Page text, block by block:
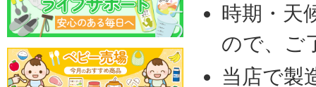
時期・天
ので、ご
当店で製